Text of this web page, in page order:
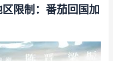
限制：番茄回国加